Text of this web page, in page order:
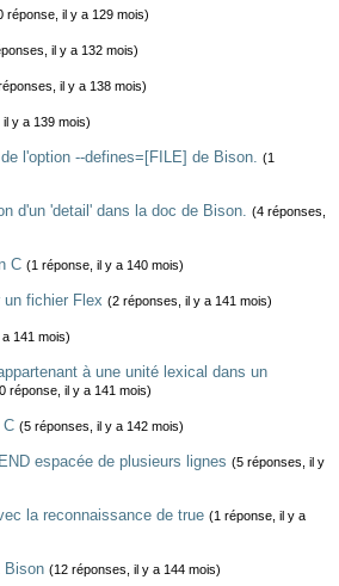
réponse, il y a 129 mois)
il y a 132 mois)
il y a 138 mois)
y a 139 mois)
l'option --defines=[FILE] de Bison. (1
d'un 'detail' dans la doc de Bison. (4 réponses,
C (1 réponse, il y a 140 mois)
un fichier Flex (2 réponses, il y a 141 mois)
141 mois)
à une unité lexical dans un
réponse, il y a 141 mois)
C (5 réponses, il y a 142 mois)
espacée de plusieurs lignes (5 réponses, il y
la reconnaissance de true (1 réponse, il y a
Bison (12 réponses, il y a 144 mois)